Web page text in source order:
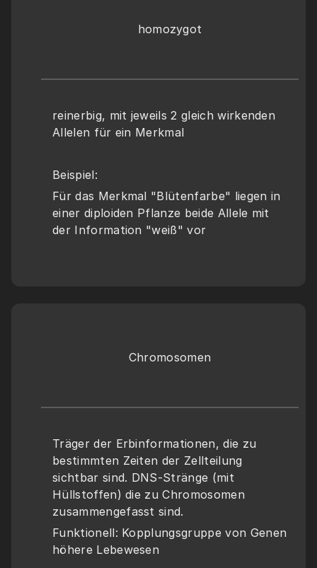
homozygot
reinerbig, mit jeweils 2 gleich wirkenden
Allelen für ein Merkmal
Beispiel:
Für das Merkmal "Blütenfarbe" liegen in
einer diploiden Pflanze beide Allele mit
der Information "weiß" vor
Chromosomen
Träger der Erbinformationen, die zu
bestimmten Zeiten der Zellteilung
sichtbar sind. DNS-Stränge (mit
Hüllstoffen) die zu Chromosomen
zusammengefasst sind.
Funktionell: Kopplungsgruppe von Genen
höhere Lebewesen